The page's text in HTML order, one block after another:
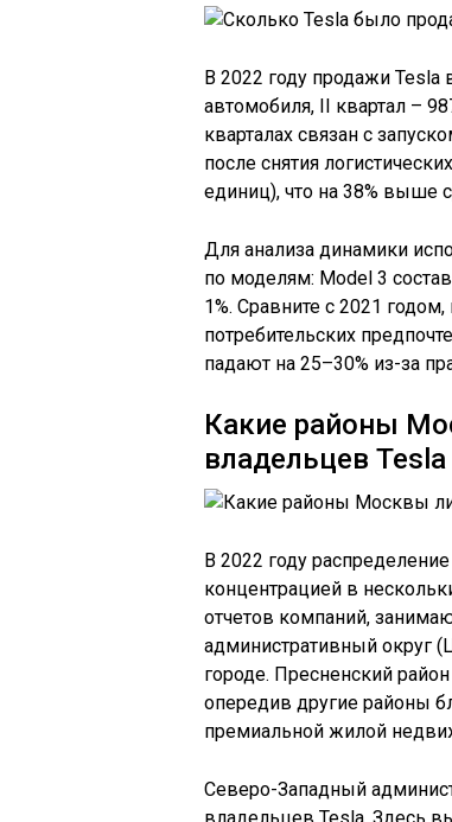
В 2022 году продажи Tesla
автомобиля, II квартал –
кварталах связан с
после снятия
единиц), что на 38% выше
Для анализа динамики
по моделям: Model 3
1%. Сравните с 2021
потребительских
падают на 25–30% из-за
Какие районы
владельцев
В 2022 году
концентрацией в
отчетов компаний,
административный округ
городе. Пресненский
опередив другие районы
премиальной жилой
Северо-Западный